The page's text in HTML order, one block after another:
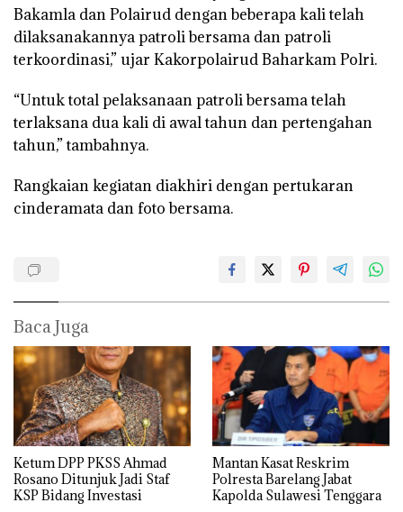
Bakamla dan Polairud dengan beberapa kali telah
dilaksanakannya patroli bersama dan patroli
terkoordinasi,” ujar Kakorpolairud Baharkam Polri.
“Untuk total pelaksanaan patroli bersama telah
terlaksana dua kali di awal tahun dan pertengahan
tahun,” tambahnya.
Rangkaian kegiatan diakhiri dengan pertukaran
cinderamata dan foto bersama.
Baca Juga
Ketum DPP PKSS Ahmad
Rosano Ditunjuk Jadi Staf
KSP Bidang Investasi
Mantan Kasat Reskrim
Polresta Barelang Jabat
Kapolda Sulawesi Tenggara